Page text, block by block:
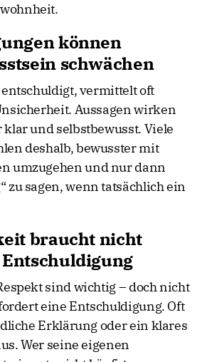
können
schwächen
vermittelt oft
Aussagen wirken
und selbstbewusst. Viele
deshalb, bewusster mit
umzugehen und nur dann
zu sagen, wenn tatsächlich ein
braucht nicht
sind wichtig – doch nicht
eine Entschuldigung. Oft
Erklärung oder ein klares
Wer seine eigenen